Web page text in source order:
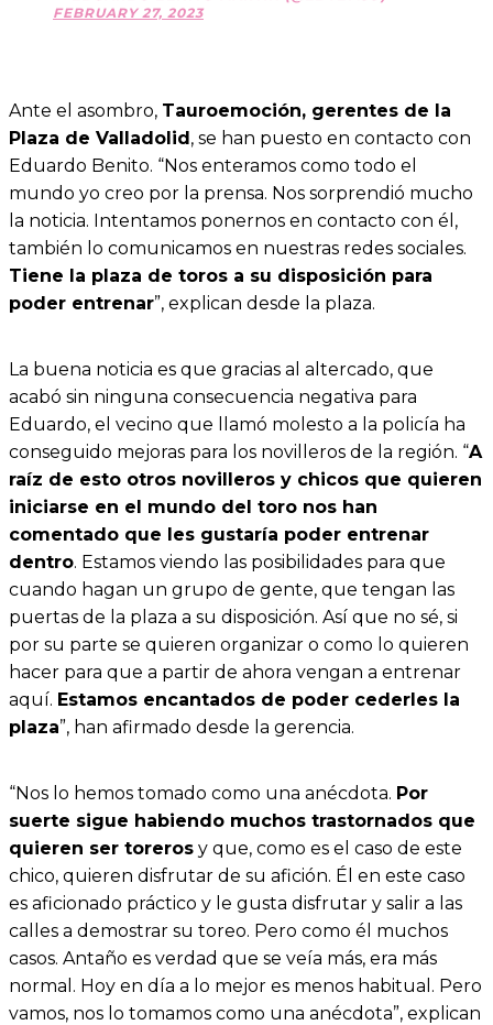
FEBRUARY 27, 2023
Ante el asombro, Tauroemoción, gerentes de la
Plaza de Valladolid, se han puesto en contacto con
Eduardo Benito. “Nos enteramos como todo el
mundo yo creo por la prensa. Nos sorprendió mucho
la noticia. Intentamos ponernos en contacto con él,
también lo comunicamos en nuestras redes sociales.
Tiene la plaza de toros a su disposición para
poder entrenar”, explican desde la plaza.
La buena noticia es que gracias al altercado, que
acabó sin ninguna consecuencia negativa para
Eduardo, el vecino que llamó molesto a la policía ha
conseguido mejoras para los novilleros de la región. “A
raíz de esto otros novilleros y chicos que quieren
iniciarse en el mundo del toro nos han
comentado que les gustaría poder entrenar
dentro. Estamos viendo las posibilidades para que
cuando hagan un grupo de gente, que tengan las
puertas de la plaza a su disposición. Así que no sé, si
por su parte se quieren organizar o como lo quieren
hacer para que a partir de ahora vengan a entrenar
aquí. Estamos encantados de poder cederles la
plaza”, han afirmado desde la gerencia.
“Nos lo hemos tomado como una anécdota. Por
suerte sigue habiendo muchos trastornados que
quieren ser toreros y que, como es el caso de este
chico, quieren disfrutar de su afición. Él en este caso
es aficionado práctico y le gusta disfrutar y salir a las
calles a demostrar su toreo. Pero como él muchos
casos. Antaño es verdad que se veía más, era más
normal. Hoy en día a lo mejor es menos habitual. Pero
vamos, nos lo tomamos como una anécdota”, explican